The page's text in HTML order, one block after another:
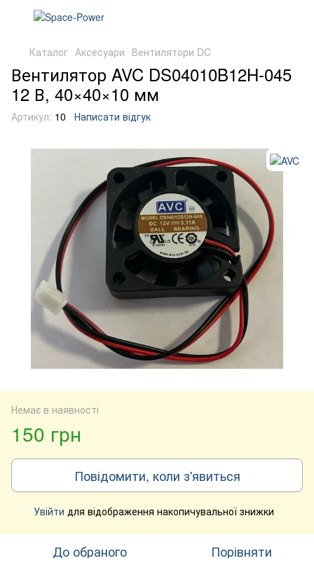
Каталог Аксесуари Вентилятори DC
Вентилятор AVC DS04010B12H-045
12 В, 40×40×10 мм
Артикул: 10 Написати відгук
Немає в наявності
150 грн
Повідомити, коли з'явиться
% Увійти для відображення накопичувальної знижки
До обраного Порівняти